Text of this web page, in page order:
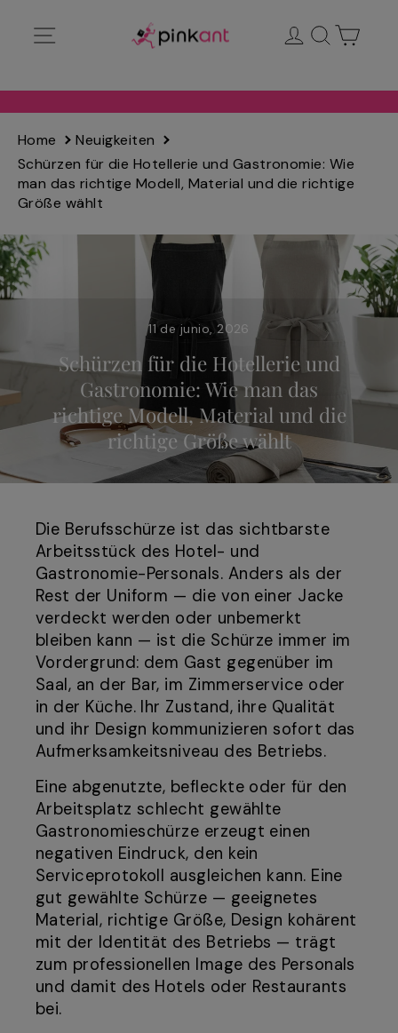
directamente
Ingresar
Buscar
Home
Neuigkeiten
Schürzen für die Hotellerie und Gastronomie: Wie
man das richtige Modell, Material und die richtige
Größe wählt
11 de junio, 2026
Schürzen für die Hotellerie und
Gastronomie: Wie man das
richtige Modell, Material und die
richtige Größe wählt
Die Berufsschürze ist das sichtbarste
Arbeitsstück des Hotel- und
Gastronomie-Personals. Anders als der
Rest der Uniform — die von einer Jacke
verdeckt werden oder unbemerkt
bleiben kann — ist die Schürze immer im
Vordergrund: dem Gast gegenüber im
Saal, an der Bar, im Zimmerservice oder
in der Küche. Ihr Zustand, ihre Qualität
und ihr Design kommunizieren sofort das
Aufmerksamkeitsniveau des Betriebs.
Eine abgenutzte, befleckte oder für den
Arbeitsplatz schlecht gewählte
Gastronomieschürze erzeugt einen
negativen Eindruck, den kein
Serviceprotokoll ausgleichen kann. Eine
gut gewählte Schürze — geeignetes
Material, richtige Größe, Design kohärent
mit der Identität des Betriebs — trägt
zum professionellen Image des Personals
und damit des Hotels oder Restaurants
bei.